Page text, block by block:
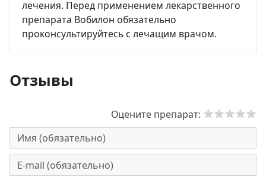
лечения. Перед применением лекарственного
препарата Вобилон обязательно
проконсультируйтесь с лечащим врачом.
Отзывы
Оцените препарат: